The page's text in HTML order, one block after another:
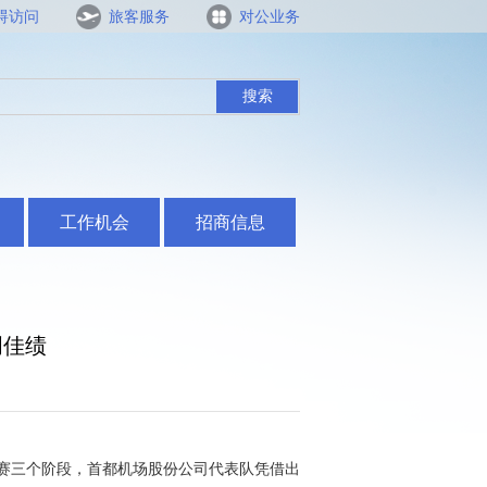
访问 旅客服务 对公业务
搜索
工作机会 招商信息
绩
三个阶段，首都机场股份公司代表队凭借出